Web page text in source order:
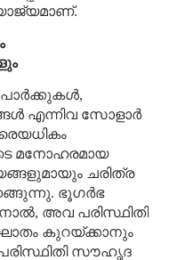
എന്നിവ സോളാർ
മനോഹരമായ
ചരിത്ര
ഭൂഗർഭ
അവ പരിസ്ഥിതി
കുറയ്ക്കാനും
സൗഹൃദ